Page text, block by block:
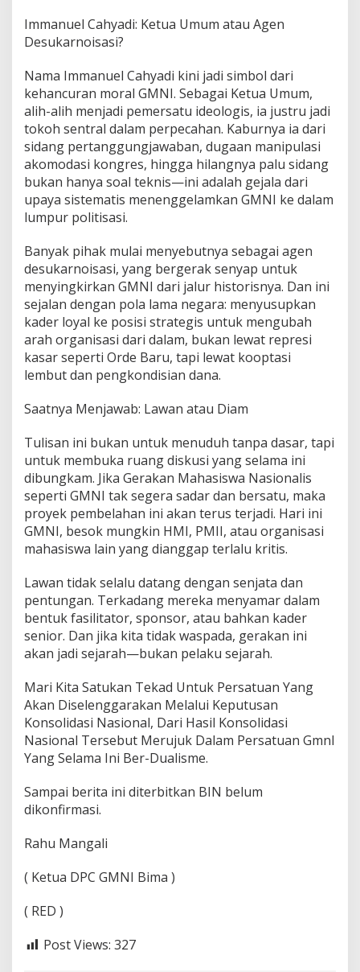
Immanuel Cahyadi: Ketua Umum atau Agen
Desukarnoisasi?
Nama Immanuel Cahyadi kini jadi simbol dari
kehancuran moral GMNI. Sebagai Ketua Umum,
alih-alih menjadi pemersatu ideologis, ia justru jadi
tokoh sentral dalam perpecahan. Kaburnya ia dari
sidang pertanggungjawaban, dugaan manipulasi
akomodasi kongres, hingga hilangnya palu sidang
bukan hanya soal teknis—ini adalah gejala dari
upaya sistematis menenggelamkan GMNI ke dalam
lumpur politisasi.
Banyak pihak mulai menyebutnya sebagai agen
desukarnoisasi, yang bergerak senyap untuk
menyingkirkan GMNI dari jalur historisnya. Dan ini
sejalan dengan pola lama negara: menyusupkan
kader loyal ke posisi strategis untuk mengubah
arah organisasi dari dalam, bukan lewat represi
kasar seperti Orde Baru, tapi lewat kooptasi
lembut dan pengkondisian dana.
Saatnya Menjawab: Lawan atau Diam
Tulisan ini bukan untuk menuduh tanpa dasar, tapi
untuk membuka ruang diskusi yang selama ini
dibungkam. Jika Gerakan Mahasiswa Nasionalis
seperti GMNI tak segera sadar dan bersatu, maka
proyek pembelahan ini akan terus terjadi. Hari ini
GMNI, besok mungkin HMI, PMII, atau organisasi
mahasiswa lain yang dianggap terlalu kritis.
Lawan tidak selalu datang dengan senjata dan
pentungan. Terkadang mereka menyamar dalam
bentuk fasilitator, sponsor, atau bahkan kader
senior. Dan jika kita tidak waspada, gerakan ini
akan jadi sejarah—bukan pelaku sejarah.
Mari Kita Satukan Tekad Untuk Persatuan Yang
Akan Diselenggarakan Melalui Keputusan
Konsolidasi Nasional, Dari Hasil Konsolidasi
Nasional Tersebut Merujuk Dalam Persatuan GmnI
Yang Selama Ini Ber-Dualisme.
Sampai berita ini diterbitkan BIN belum
dikonfirmasi.
Rahu Mangali
( Ketua DPC GMNI Bima )
( RED )
Post Views: 327